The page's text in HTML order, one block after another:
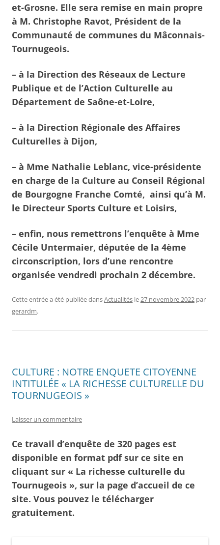
et-Grosne. Elle sera remise en main propre
à M. Christophe Ravot, Président de la
Communauté de communes du Mâconnais-
Tournugeois.
– à la Direction des Réseaux de Lecture
Publique et de l’Action Culturelle au
Département de Saône-et-Loire,
– à la Direction Régionale des Affaires
Culturelles à Dijon,
– à Mme Nathalie Leblanc, vice-présidente
en charge de la Culture au Conseil Régional
de Bourgogne Franche Comté, ainsi qu’à M.
le Directeur Sports Culture et Loisirs,
– enfin, nous remettrons l’enquête à Mme
Cécile Untermaier, députée de la 4ème
circonscription, lors d’une rencontre
organisée vendredi prochain 2 décembre.
Cette entrée a été publiée dansActualités le27 novembre 2022 par
gerardm.
CULTURE : NOTRE ENQUETE CITOYENNE
INTITULÉE « LA RICHESSE CULTURELLE DU
TOURNUGEOIS »
Laisser un commentaire
Ce travail d’enquête de 320 pages est
disponible en format pdf sur ce site en
cliquant sur « La richesse culturelle du
Tournugeois », sur la page d’accueil de ce
site. Vous pouvez le télécharger
gratuitement.